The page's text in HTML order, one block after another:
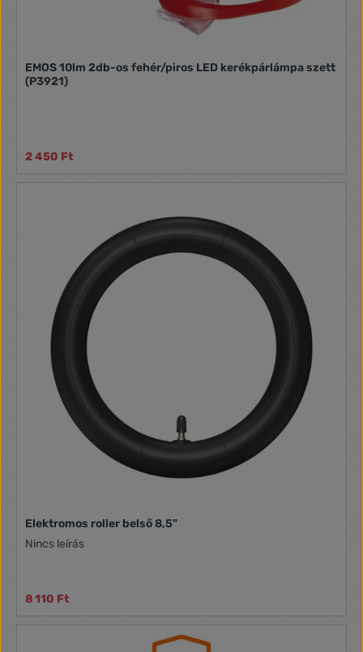
EMOS 10lm 2db-os fehér/piros LED kerékpárlámpa szett
(P3921)
2 450 Ft
Elektromos roller belső 8,5"
Nincs leírás
8 110 Ft